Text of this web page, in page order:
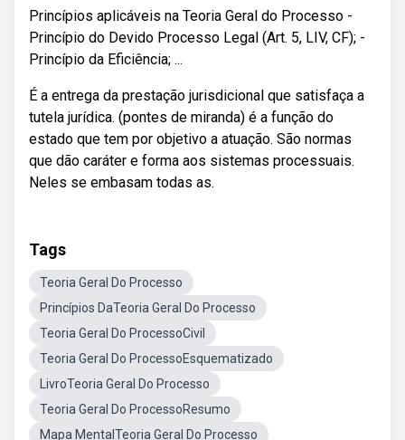
Princípios aplicáveis na Teoria Geral do Processo -
Princípio do Devido Processo Legal (Art. 5, LIV, CF); -
Princípio da Eficiência; ...
É a entrega da prestação jurisdicional que satisfaça a
tutela jurídica. (pontes de miranda) é a função do
estado que tem por objetivo a atuação. São normas
que dão caráter e forma aos sistemas processuais.
Neles se embasam todas as.
Tags
Teoria Geral Do Processo
Princípios DaTeoria Geral Do Processo
Teoria Geral Do ProcessoCivil
Teoria Geral Do ProcessoEsquematizado
LivroTeoria Geral Do Processo
Teoria Geral Do ProcessoResumo
Mapa MentalTeoria Geral Do Processo